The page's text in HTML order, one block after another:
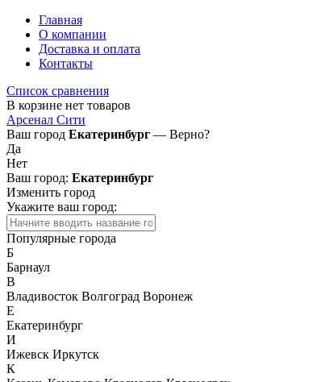
Главная
О компании
Доставка и оплата
Контакты
Список сравнения
В корзине нет товаров
Арсенал Сити
Ваш город Екатеринбург — Верно?
Да
Нет
Ваш город: Екатеринбург
Изменить город
Укажите ваш город:
Популярные города
Б
Барнаул
В
Владивосток Волгоград Воронеж
Е
Екатеринбург
И
Ижевск Иркутск
К